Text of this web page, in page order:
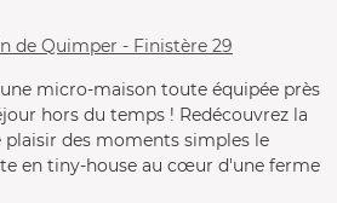
de Quimper - Finistère 29
une micro-maison toute équipée près
hors du temps ! Redécouvrez la
plaisir des moments simples le
en tiny-house au cœur d'une ferme